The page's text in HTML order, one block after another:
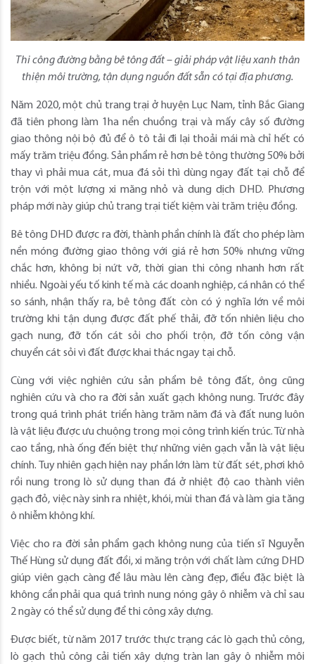
Thi công đường bằng bê tông đất – giải pháp vật liệu xanh thân
thiện môi trường, tận dụng nguồn đất sẵn có tại địa phương.
Năm 2020, một chủ trang trại ở huyện Lục Nam, tỉnh Bắc Giang
đã tiên phong làm 1ha nền chuồng trại và mấy cây số đường
giao thông nội bộ đủ để ô tô tải đi lại thoải mái mà chỉ hết có
mấy trăm triệu đồng. Sản phẩm rẻ hơn bê tông thường 50% bởi
thay vì phải mua cát, mua đá sỏi thì dùng ngay đất tại chỗ để
trộn với một lượng xi măng nhỏ và dung dịch DHD. Phương
pháp mới này giúp chủ trang trại tiết kiệm vài trăm triệu đồng.
Bê tông DHD được ra đời, thành phần chính là đất cho phép làm
nền móng đường giao thông với giá rẻ hơn 50% nhưng vững
chắc hơn, không bị nứt vỡ, thời gian thi công nhanh hơn rất
nhiều. Ngoài yếu tố kinh tế mà các doanh nghiệp, cá nhân có thể
so sánh, nhận thấy ra, bê tông đất còn có ý nghĩa lớn về môi
trường khi tận dụng được đất phế thải, đỡ tốn nhiên liệu cho
gạch nung, đỡ tốn cát sỏi cho phối trộn, đỡ tốn công vận
chuyển cát sỏi vì đất được khai thác ngay tại chỗ.
Cùng với việc nghiên cứu sản phẩm bê tông đất, ông cũng
nghiên cứu và cho ra đời sản xuất gạch không nung. Trước đây
trong quá trình phát triển hàng trăm năm đá và đất nung luôn
là vật liệu được ưu chuộng trong mọi công trình kiến trúc. Từ nhà
cao tầng, nhà ống đến biệt thự những viên gạch vẫn là vật liệu
chính. Tuy nhiên gạch hiện nay phần lớn làm từ đất sét, phơi khô
rồi nung trong lò sử dụng than đá ở nhiệt độ cao thành viên
gạch đỏ, việc này sinh ra nhiệt, khói, mùi than đá và làm gia tăng
ô nhiễm không khí.
Việc cho ra đời sản phẩm gạch không nung của tiến sĩ Nguyễn
Thế Hùng sử dụng đất đồi, xi măng trộn với chất làm cứng DHD
giúp viên gạch càng để lâu màu lên càng đẹp, điều đặc biệt là
không cần phải qua quá trình nung nóng gây ô nhiễm và chỉ sau
2 ngày có thể sử dụng để thi công xây dựng.
Được biết, từ năm 2017 trước thực trạng các lò gạch thủ công,
lò gạch thủ công cải tiến xây dựng tràn lan gây ô nhiễm môi